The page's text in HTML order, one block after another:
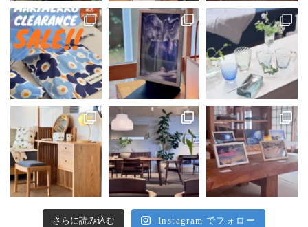
さらに読み込む Instagram でフォロー